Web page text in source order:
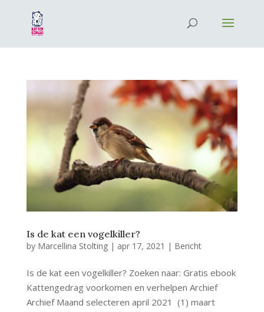
Is de kat een vogelkiller?
by Marcellina Stolting| apr 17, 2021 | Bericht
Is de kat een vogelkiller? Zoeken naar: Gratis ebook
Kattengedrag voorkomen en verhelpen Archief
Archief Maand selecteren april 2021 (1) maart